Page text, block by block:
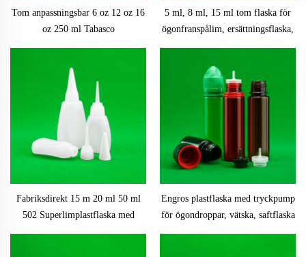
Tom anpassningsbar 6 oz 12 oz 16
oz 250 ml Tabasco
chokladtryckflaska i plast för
5 ml, 8 ml, 15 ml tom flaska för
ögonfranspålim, ersättningsflaska,
återfyllningsbara flaskor, behållare
Fabriksdirekt 15 m 20 ml 50 ml
502 Superlimplastflaska med
vridlocksdroppare Cyanoacrylatlim
Engros plastflaska med tryckpump
för ögondroppar, vätska, saftflaska
30 ml 40 ml 50 ml 60 ml 70 ml 75